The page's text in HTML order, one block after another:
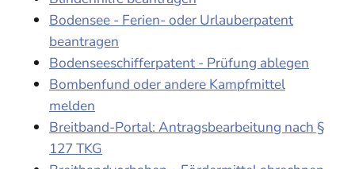
Bodensee - Ferien- oder Urlauberpatent
beantragen
Bodenseeschifferpatent - Prüfung ablegen
Bombenfund oder andere Kampfmittel
melden
Breitband-Portal: Antragsbearbeitung nach §
127 TKG